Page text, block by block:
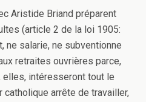
Aristide Briand préparent
(article 2 de la loi 1905:
ne salarie, ne subventionne
retraites ouvrières parce,
intéresseront tout le
catholique arrête de travailler,